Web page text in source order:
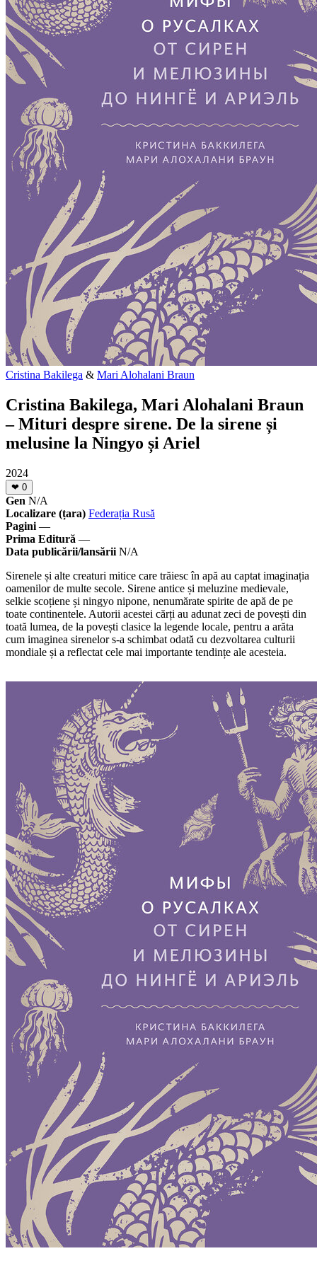
Cristina Bakilega & Mari Alohalani Braun
Cristina Bakilega, Mari Alohalani Braun
– Mituri despre sirene. De la sirene și
melusine la Ningyo și Ariel
2024
❤ 0
Gen N/A
Localizare (țara) Federația Rusă
Pagini —
Prima Editură —
Data publicării/lansării N/A
Sirenele și alte creaturi mitice care trăiesc în apă au captat imaginația
oamenilor de multe secole. Sirene antice și meluzine medievale,
selkie scoțiene și ningyo nipone, nenumărate spirite de apă de pe
toate continentele. Autorii acestei cărți au adunat zeci de povești din
toată lumea, de la povești clasice la legende locale, pentru a arăta
cum imaginea sirenelor s-a schimbat odată cu dezvoltarea culturii
mondiale și a reflectat cele mai importante tendințe ale acesteia.